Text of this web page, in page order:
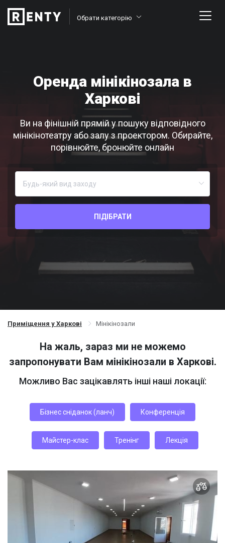
Обрати категорію
Оренда мінікінозала в
Харкові
Ви на фінішній прямій у пошуку відповідного
мінікінотеатру або залу з проектором. Обирайте,
порівнюйте, бронюйте онлайн
ПІДІБРАТИ
Приміщення у Харкові Мінікінозали
На жаль, зараз ми не можемо
запропонувати Вам мінікінозали в Харкові.
Можливо Вас зацікавлять інші наші локації:
Бізнес сніданок (ланч) Конференція
Майстер-клас Тренінг Лекція